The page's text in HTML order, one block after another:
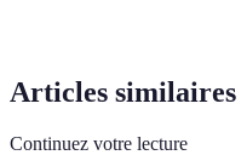
Articles similaires
Continuez votre lecture